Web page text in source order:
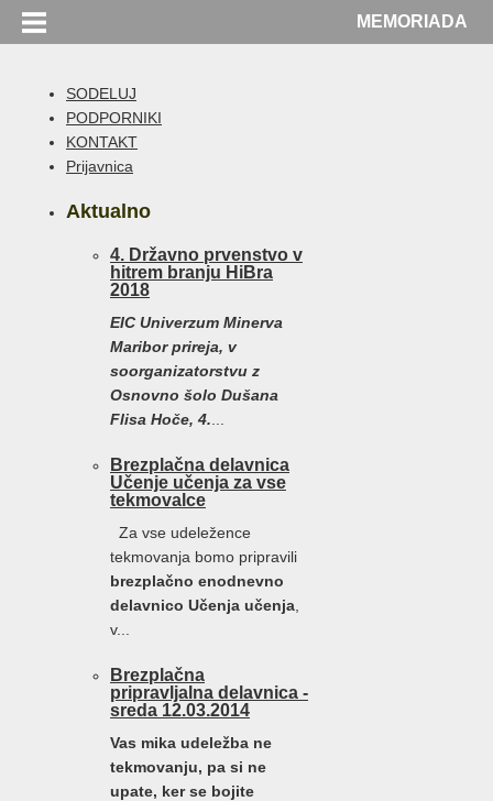
MEMORIADA
SODELUJ
PODPORNIKI
KONTAKT
Prijavnica
Aktualno
4. Državno prvenstvo v
hitrem branju HiBra
2018
EIC Univerzum Minerva
Maribor prireja, v
soorganizatorstvu z
Osnovno šolo Dušana
Flisa Hoče, 4.
Brezplačna delavnica
Učenje učenja za vse
tekmovalce
Za vse udeležence
tekmovanja bomo pripravili
brezplačno enodnevno
delavnico Učenja učenja
v...
Brezplačna
pripravljalna delavnica -
sreda 12.03.2014
Vas mika udeležba ne
tekmovanju, pa si ne
upate, ker se bojite